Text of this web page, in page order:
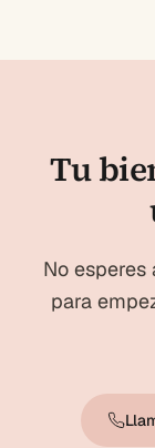
Tu
No
para